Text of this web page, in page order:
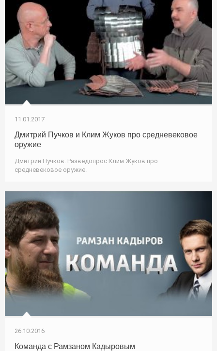
11.01.2017
Дмитрий Пучков и Клим Жуков про средневековое
оружие
Дмитрий Пучков: Разведопрос Клим Жуков про
средневековое оружие.
26.10.2016
Команда с Рамзаном Кадыровым